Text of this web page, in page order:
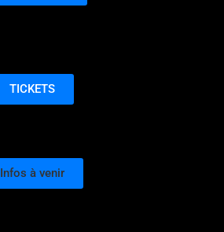
TICKETS
Infos à venir